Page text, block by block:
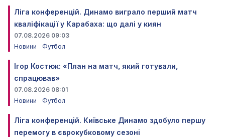
Ліга конференцій. Динамо виграло перший матч
кваліфікації у Карабаха: що далі у киян
07.08.2026 09:03
Новини
Футбол
Ігор Костюк: «План на матч, який готували,
спрацював»
07.08.2026 08:01
Новини
Футбол
Ліга конференцій. Київське Динамо здобуло першу
перемогу в єврокубковому сезоні